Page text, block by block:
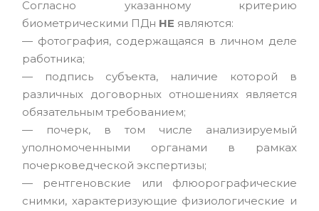
Согласно указанному критерию
биометрическими ПДн НЕ являются:
— фотография, содержащаяся в личном деле
работника;
— подпись субъекта, наличие которой в
различных договорных отношениях является
обязательным требованием;
— почерк, в том числе анализируемый
уполномоченными органами в рамках
почерковедческой экспертизы;
— рентгеновские или флюорографические
снимки, характеризующие физиологические и